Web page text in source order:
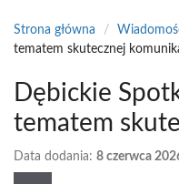
Strona główna /
tematem skutecznej
Dębickie
tematem
Data dodania: 8 czerwca